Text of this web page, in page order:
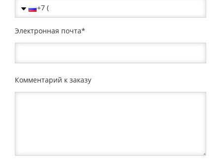
Электронная почта
Комментарий к заказу